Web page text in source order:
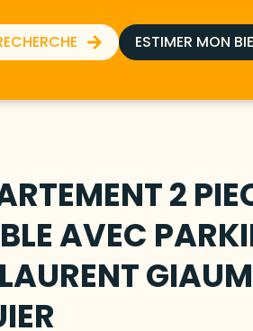
ESTIMER MON
2
AVEC